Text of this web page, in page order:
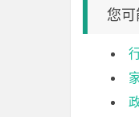
您可